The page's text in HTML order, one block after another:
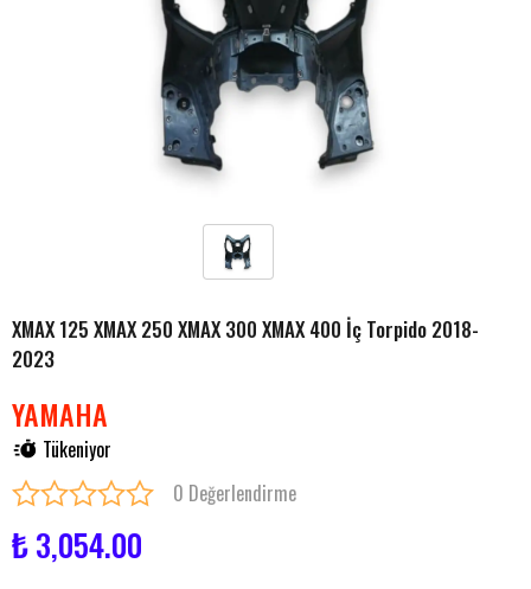
XMAX 125 XMAX 250 XMAX 300 XMAX 400 İç Torpido 2018-
2023
YAMAHA
Tükeniyor
0 Değerlendirme
₺ 3,054.00